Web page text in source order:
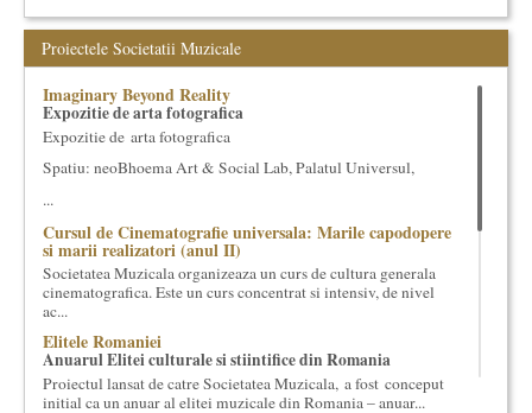
oamenii ei, pe
inceput cu muzica clasica - si de aici numele -, insa acum
dezvoltam proiecte si in alte domenii ale culturii.
Facem management cultural, dezvoltam si administram proiecte
evenimente culturale, private sau publice, tinem cursuri de
cultura generala muzicala, teatrala, filosofica si de alte feluri.
Cuvinte in plus despre proiect, despre cei care il administreaza si
cei care il finantateaza sunt in rubricile de mai jos.
Proiectele Societatii Muzicale
Imaginary Beyond Reality
Expozitie de arta fotografica
Expozitie de arta fotografica
Spatiu: neoBhoema Art & Social Lab, Palatul Universul,
...
Cursul de Cinematografie universala: Marile capodopere
si marii realizatori (anul II)
Societatea Muzicala organizeaza un curs de cultura generala
cinematografica. Este un curs concentrat si intensiv, de nivel
ac...
Elitele Romaniei
Anuarul Elitei culturale si stiintifice din Romania
Proiectul lansat de catre Societatea Muzicala, a fost conceput
initial ca un anuar al elitei muzicale din Romania – anuar...